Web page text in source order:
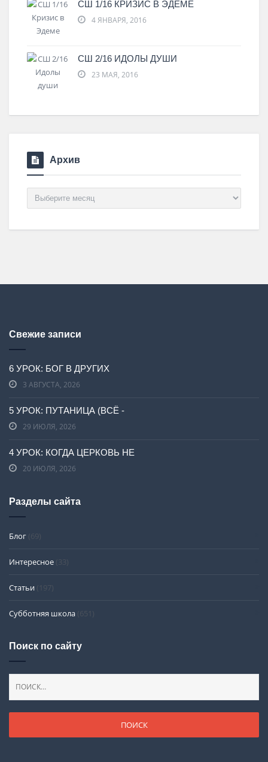
СШ 1/16 КРИЗИС В ЭДЕМЕ
4 ЯНВАРЯ, 2016
СШ 2/16 ИДОЛЫ ДУШИ
23 МАЯ, 2016
Архив
Архив
Свежие записи
6 УРОК: БОГ В ДРУГИХ
3 АВГУСТА, 2026
5 УРОК: ПУТАНИЦА (ВСЁ -
29 ИЮЛЯ, 2026
4 УРОК: КОГДА ЦЕРКОВЬ НЕ
20 ИЮЛЯ, 2026
Разделы сайта
Блог (69)
Интересное (33)
Статьи (197)
Субботняя школа (651)
Поиск по сайту